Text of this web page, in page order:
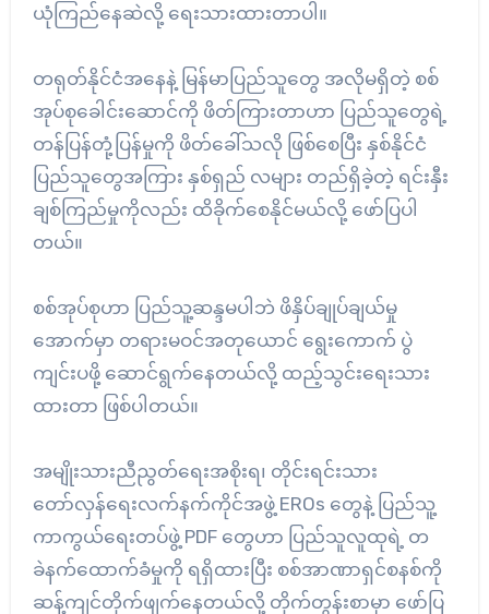
ယုံကြည်နေဆဲလို့ ရေးသားထားတာပါ။
တရုတ်နိုင်ငံအနေနဲ့ မြန်မာပြည်သူတွေ အလိုမရှိတဲ့ စစ်
အုပ်စုခေါင်းဆောင်ကို ဖိတ်ကြားတာဟာ ပြည်သူတွေရဲ့
တန်ပြန်တုံ့ပြန်မှုကို ဖိတ်ခေါ်သလို ဖြစ်စေပြီး နှစ်နိုင်ငံ
ပြည်သူတွေအကြား နှစ်ရှည် လများ တည်ရှိခဲ့တဲ့ ရင်းနှီး
ချစ်ကြည်မှုကိုလည်း ထိခိုက်စေနိုင်မယ်လို့ ဖော်ပြပါ
တယ်။
စစ်အုပ်စုဟာ ပြည်သူ့ဆန္ဒမပါဘဲ ဖိနှိပ်ချုပ်ချယ်မှု
အောက်မှာ တရားမဝင်အတုယောင် ရွေးကောက် ပွဲ
ကျင်းပဖို့ ဆောင်ရွက်နေတယ်လို့ ထည့်သွင်းရေးသား
ထားတာ ဖြစ်ပါတယ်။
အမျိုးသားညီညွတ်ရေးအစိုးရ၊ တိုင်းရင်းသား
တော်လှန်ရေးလက်နက်ကိုင်အဖွဲ့ EROs တွေနဲ့ ပြည်သူ့
ကာကွယ်ရေးတပ်ဖွဲ့ PDF တွေဟာ ပြည်သူလူထုရဲ့ တ
ခဲနက်ထောက်ခံမှုကို ရရှိထားပြီး စစ်အာဏာရှင်စနစ်ကို
ဆန့်ကျင်တိုက်ဖျက်နေတယ်လို့ တိုက်တွန်းစာမှာ ဖော်ပြ